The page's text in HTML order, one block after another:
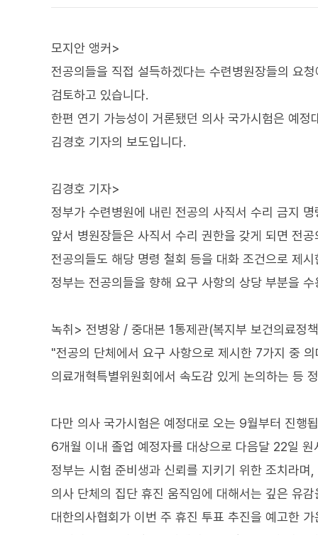
모지안 앵커>
전공의들을 직접 설득하겠다는 수련병원장들의 요
검토하고 있습니다.
한편 연기 가능성이 거론됐던 의사 국가시험은 예정
김경호 기자의 보도입니다.
김경호 기자>
정부가 수련병원에 내린 전공의 사직서 수리 금지
앞서 병원장들은 사직서 수리 권한을 갖게 되면 전
전공의들도 해당 명령 철회 등을 대화 조건으로 제시
정부는 전공의들을 향해 요구 사항의 상당 부분을
녹취> 전병왕 / 중대본 1통제관(복지부 보건의료정
"전공의 단체에서 요구 사항으로 제시한 7가지 중
의료개혁특별위원회에서 속도감 있게 논의하는 등
다만 의사 국가시험은 예정대로 오는 9월부터 진행
6개월 이내 졸업 예정자를 대상으로 다음달 22일
정부는 시험 준비생과 신뢰를 지키기 위한 조치라
의사 단체의 집단 휴진 움직임에 대해서는 깊은 유감
대한의사협회가 이번 주 휴진 투표 추진을 예고한